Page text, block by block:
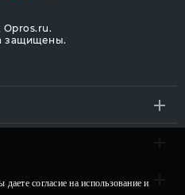
согласие на использование и
Opros.ru.
защищены.